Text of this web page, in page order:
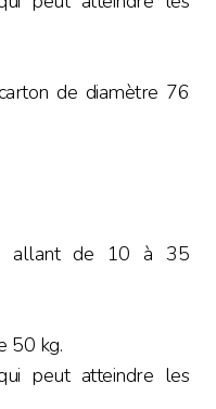
de diamètre 76
allant de 10 à 35
50 kg.
peut atteindre les